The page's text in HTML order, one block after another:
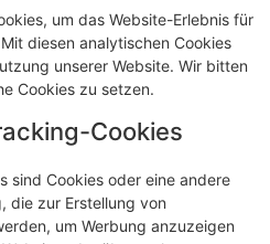
um das Website-Erlebnis für
diesen analytischen Cookies
unserer Website. Wir bitten
Cookies zu setzen.
Cookies
sind Cookies oder eine andere
die zur Erstellung von
um Werbung anzuzeigen